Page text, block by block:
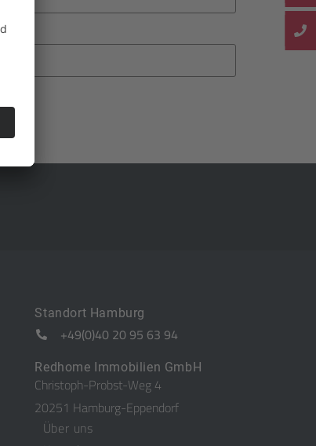
Standort Hamburg
+49(0)40 20 95 63 94
Redhome Immobilien GmbH
Christoph-Probst-Weg 4
20251 Hamburg-Eppendorf
Über uns